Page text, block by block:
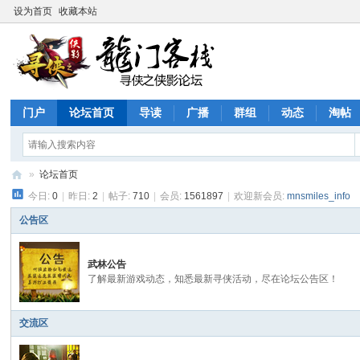
设为首页 收藏本站
门户 论坛首页 导读 广播 群组 动态 淘帖
寻
侠
论
坛
» 论坛首页
今日:0 昨日:2 帖子:710 会员: 1561897 欢迎新会员:mnsmiles_info
公告区
武林公告
了解最新游戏动态，知悉最新寻侠活动，尽在论坛公告区！
交流区